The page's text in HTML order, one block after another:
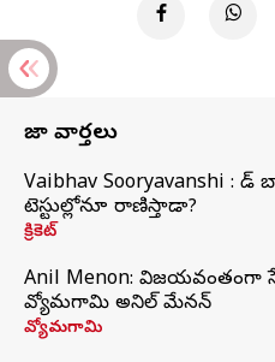
తాజా వార్తలు
Vaibhav Sooryavanshi :
టెస్టుల్లోనూ రాణిస్తాడా?
క్రికెట్
Anil Menon:
వ్యోమగామి అనిల్‌ మేనన్
వ్యోమగామి